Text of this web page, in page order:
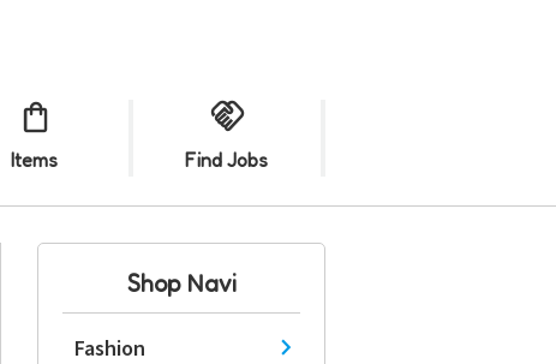
Items Find Jobs
Shop Navi
Fashion